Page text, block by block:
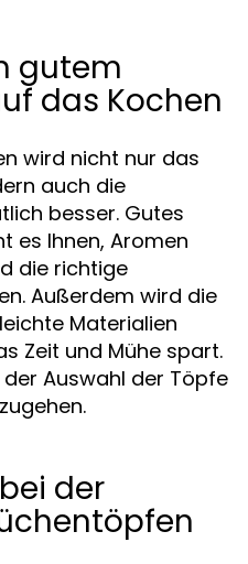
gutem
das Kochen
wird nicht nur das
auch die
besser. Gutes
es Ihnen, Aromen
die richtige
Außerdem wird die
Materialien
Zeit und Mühe spart.
Auswahl der Töpfe
der